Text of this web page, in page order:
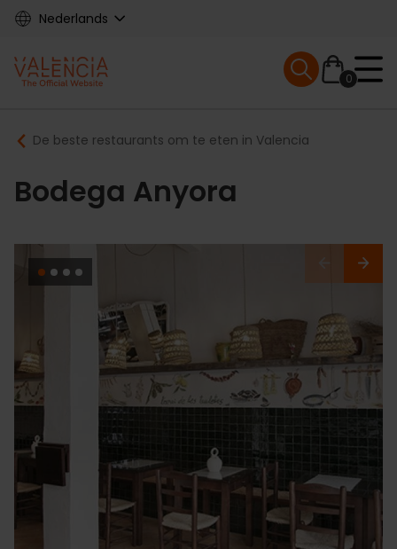
Skip
content
Nederlands
Main
navigation
0
Mobile menu
Breadcrumb
De beste restaurants om te eten in Valencia
Bodega Anyora